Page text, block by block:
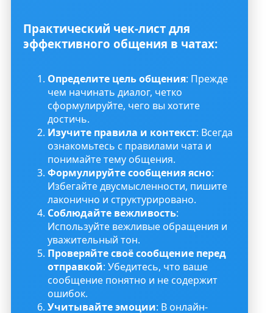
Практический чек-лист для
эффективного общения в чатах:
Определите цель общения: Прежде
чем начинать диалог, четко
сформулируйте, чего вы хотите
достичь.
Изучите правила и контекст: Всегда
ознакомьтесь с правилами чата и
понимайте тему общения.
Формулируйте сообщения ясно:
Избегайте двусмысленности, пишите
лаконично и структурировано.
Соблюдайте вежливость:
Используйте вежливые обращения и
уважительный тон.
Проверяйте своё сообщение перед
отправкой: Убедитесь, что ваше
сообщение понятно и не содержит
ошибок.
Учитывайте эмоции: В онлайн-